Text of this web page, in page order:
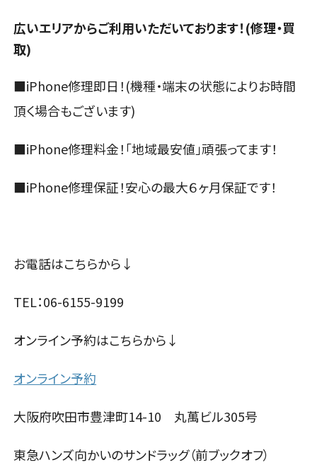
広いエリアからご利用いただいております！(修理・買
取)
■iPhone修理即日！(機種・端末の状態によりお時間
頂く場合もございます)
■iPhone修理料金！「地域最安値」頑張ってます！
■iPhone修理保証！安心の最大６ヶ月保証です！
お電話はこちらから↓
TEL：06-6155-9199
オンライン予約はこちらから↓
オンライン予約
大阪府吹田市豊津町14-10 丸萬ビル305号
東急ハンズ向かいのサンドラッグ（前ブックオフ）